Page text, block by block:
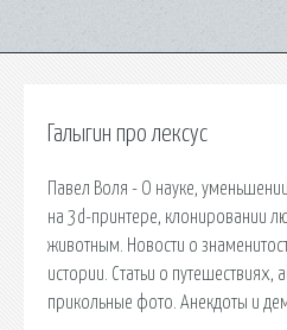
Галыгин про лексус
Павел Воля - О науке,
на 3d-принтере, клонировании
животным. Новости о
истории. Статьи о
прикольные фото. Анекдоты и